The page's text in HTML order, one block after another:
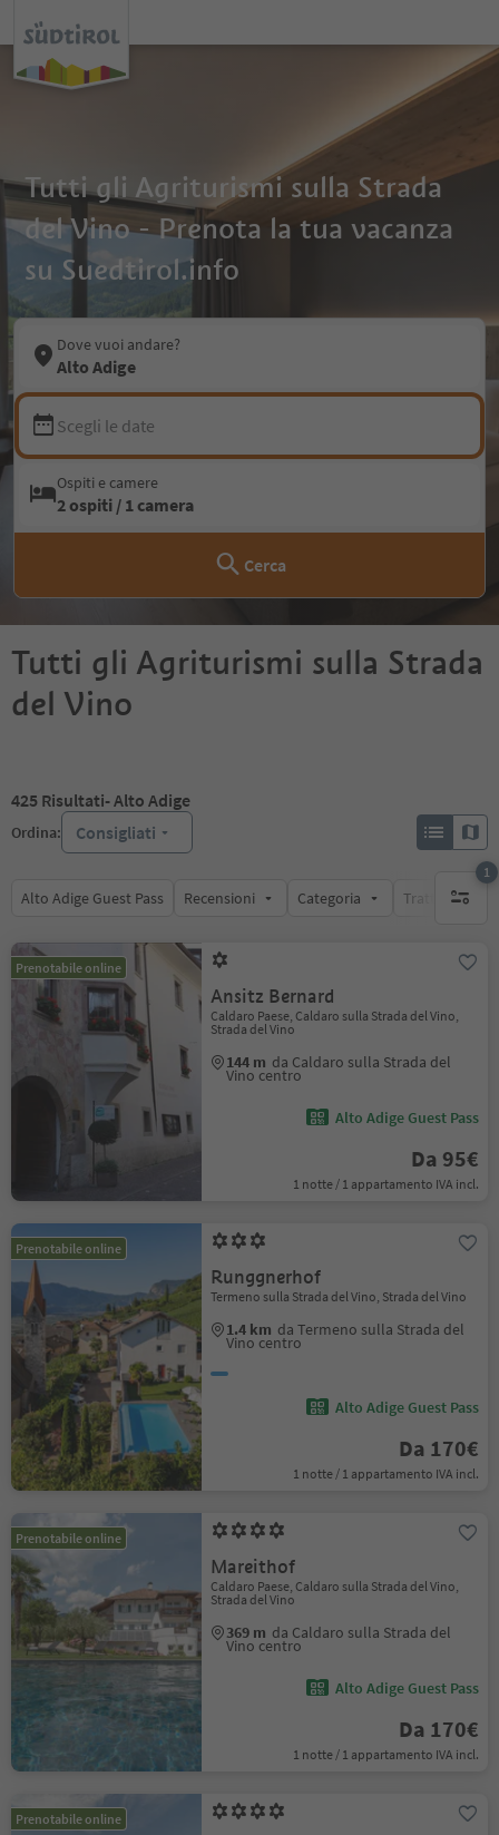
Tutti gli Agriturismi sulla Strada
del Vino - Prenota la tua vacanza
su Suedtirol.info
Dove vuoi andare?
Alto Adige
Scegli le date
Ospiti e camere
2 ospiti / 1 camera
Cerca
Tutti gli Agriturismi sulla Strada
del Vino
425 Risultati- Alto Adige
Ordina: Consigliati
Alto Adige Guest Pass Recensioni Categoria Trattamento
1
1 filtro
Prenotabile online
Ansitz Bernard
Caldaro Paese, Caldaro sulla Strada del Vino,
Strada del Vino
144 m da Caldaro sulla Strada del
Vino centro
Alto Adige Guest Pass
Da 95€
1 notte / 1 appartamento IVA incl.
Prenotabile online
Runggnerhof
Termeno sulla Strada del Vino, Strada del Vino
1.4 km da Termeno sulla Strada del
Vino centro
Alto Adige Guest Pass
Da 170€
1 notte / 1 appartamento IVA incl.
Prenotabile online
Mareithof
Caldaro Paese, Caldaro sulla Strada del Vino,
Strada del Vino
369 m da Caldaro sulla Strada del
Vino centro
Alto Adige Guest Pass
Da 170€
1 notte / 1 appartamento IVA incl.
Prenotabile online